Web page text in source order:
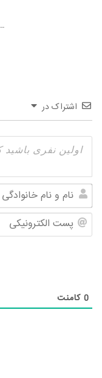
اشتراک در
0 کامنت